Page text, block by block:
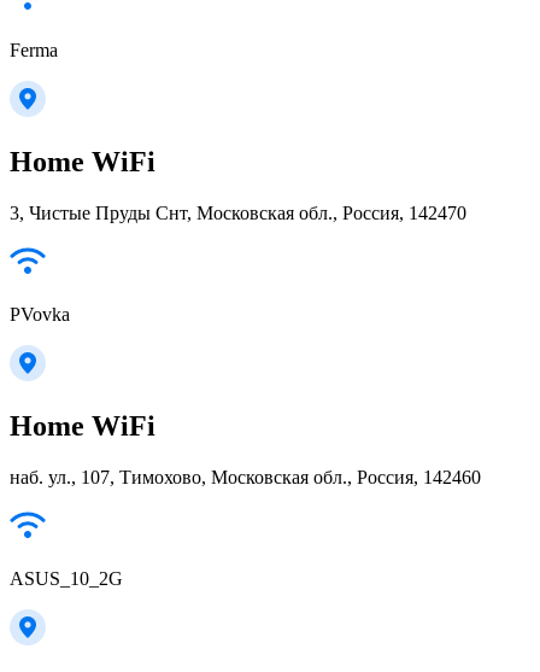
Ferma
Home WiFi
3, Чистые Пруды Снт, Московская обл., Россия, 142470
PVovka
Home WiFi
наб. ул., 107, Тимохово, Московская обл., Россия, 142460
ASUS_10_2G